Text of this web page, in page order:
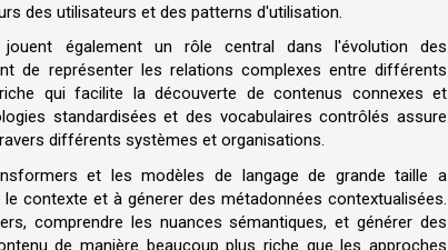
des utilisateurs et des patterns d'utilisation.
également un rôle central dans l'évolution des
de représenter les relations complexes entre différents
qui facilite la découverte de contenus connexes et
standardisées et des vocabulaires contrôlés assure
différents systèmes et organisations.
et les modèles de langage de grande taille a
contexte et à génerer des métadonnées contextualisées.
comprendre les nuances sémantiques, et générer des
de manière beaucoup plus riche que les approches